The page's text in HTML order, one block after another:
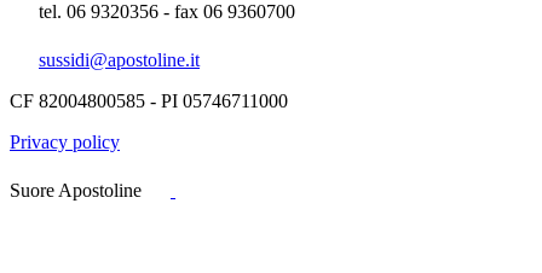
tel. 06 9320356 - fax 06 9360700
sussidi@apostoline.it
CF 82004800585 - PI 05746711000
Privacy policy
Suore Apostoline